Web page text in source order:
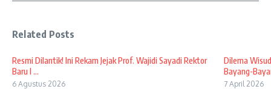
Related Posts
Resmi Dilantik! Ini Rekam Jejak Prof. Wajidi Sayadi Rektor
Baru I ...
6 Agustus 2026
Dilema
Bayang-
7 April 2026